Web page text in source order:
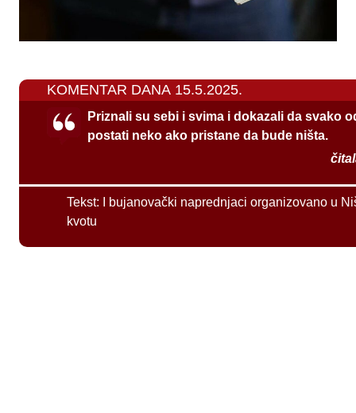
KOMENTAR DANA 15.5.2025.
Priznali su sebi i svima i dokazali da svako
postati neko ako pristane da bude ništa.
Tekst:
I bujanovački naprednjaci organizovano u
kvotu